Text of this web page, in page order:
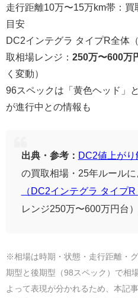
走行距離10万〜15万km帯：買
目安
DC2インテグラ タイプR全体
取相場レンジ： 250万〜600万
く変動）
96スペックは「黄色ヘッド」
が進行中との情報も
出典・参考： DC2値上がり
の買取相場・25年ルール
（DC2インテグラ タイプR
レンジ250万〜600万円台）
※相場は時期・状態・走行距離・
期型と後期型（98スペック）で相
よって表現が分かれるため、本記